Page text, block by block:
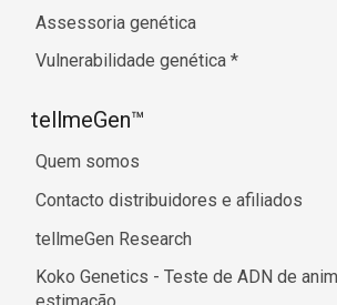
Assessoria genética
Vulnerabilidade genética *
tellmeGen™
Quem somos
Contacto distribuidores e afiliados
tellmeGen Research
Koko Genetics - Teste de ADN de